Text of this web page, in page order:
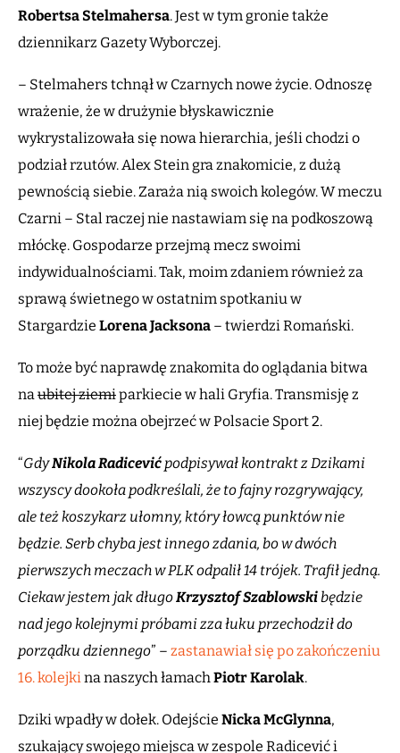
Robertsa Stelmahersa. Jest w tym gronie także
dziennikarz Gazety Wyborczej.
– Stelmahers tchnął w Czarnych nowe życie. Odnoszę
wrażenie, że w drużynie błyskawicznie
wykrystalizowała się nowa hierarchia, jeśli chodzi o
podział rzutów. Alex Stein gra znakomicie, z dużą
pewnością siebie. Zaraża nią swoich kolegów. W meczu
Czarni – Stal raczej nie nastawiam się na podkoszową
młóckę. Gospodarze przejmą mecz swoimi
indywidualnościami. Tak, moim zdaniem również za
sprawą świetnego w ostatnim spotkaniu w
Stargardzie LorenaJacksona – twierdzi Romański.
To może być naprawdę znakomita do oglądania bitwa
naubitej ziemiparkiecie w hali Gryfia. Transmisję z
niej będzie można obejrzeć w Polsacie Sport 2.
“GdyNikola Radicević podpisywał kontrakt z Dzikami
wszyscy dookoła podkreślali, że to fajny rozgrywający,
ale też koszykarz ułomny, który łowcą punktów nie
będzie. Serb chyba jest innego zdania, bo w dwóch
pierwszych meczach w PLK odpalił 14 trójek. Trafił jedną.
Ciekaw jestem jak długoKrzysztof Szablowskibędzie
nad jego kolejnymi próbami zza łuku przechodził do
porządku dziennego” – zastanawiał się po zakończeniu
16. kolejkina naszych łamachPiotr Karolak.
Dziki wpadły w dołek. Odejście Nicka McGlynna,
szukający swojego miejsca w zespole Radicević i